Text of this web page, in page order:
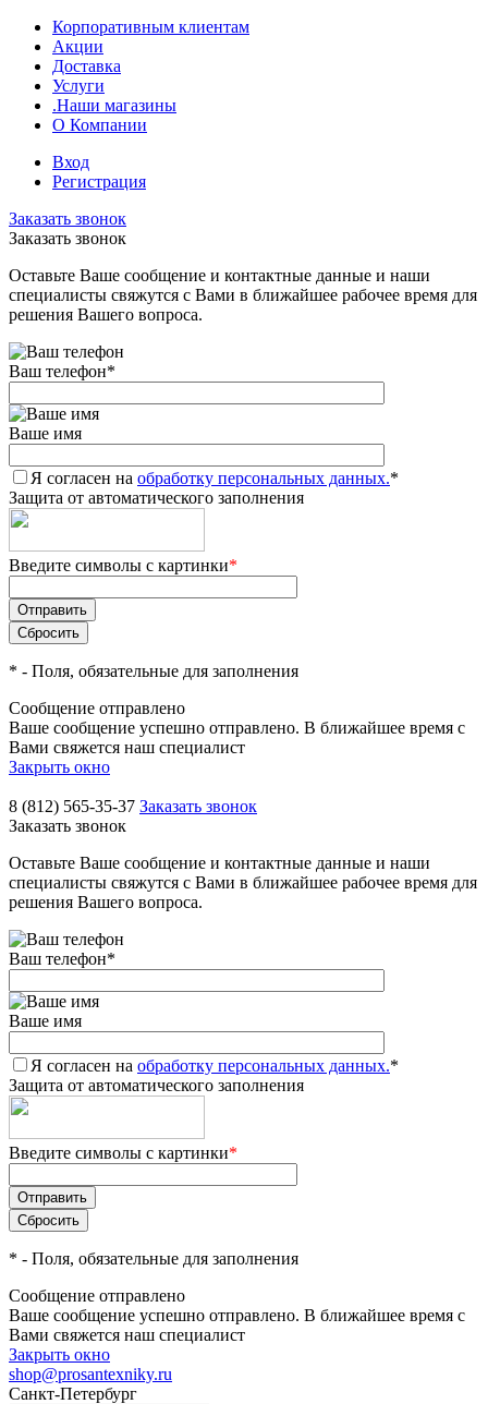
Корпоративным клиентам
Акции
Доставка
Услуги
.Наши магазины
О Компании
Вход
Регистрация
Заказать звонок
Заказать звонок
Оставьте Ваше сообщение и контактные данные и наши
специалисты свяжутся с Вами в ближайшее рабочее время для
решения Вашего вопроса.
Ваш телефон*
Ваше имя
Я согласен на обработку персональных данных.*
Защита от автоматического заполнения
Введите символы с картинки*
* - Поля, обязательные для заполнения
Сообщение отправлено
Ваше сообщение успешно отправлено. В ближайшее время с
Вами свяжется наш специалист
Закрыть окно
8 (812) 565-35-37 Заказать звонок
Заказать звонок
Оставьте Ваше сообщение и контактные данные и наши
специалисты свяжутся с Вами в ближайшее рабочее время для
решения Вашего вопроса.
Ваш телефон*
Ваше имя
Я согласен на обработку персональных данных.*
Защита от автоматического заполнения
Введите символы с картинки*
* - Поля, обязательные для заполнения
Сообщение отправлено
Ваше сообщение успешно отправлено. В ближайшее время с
Вами свяжется наш специалист
Закрыть окно
shop@prosantexniky.ru
Санкт-Петербург